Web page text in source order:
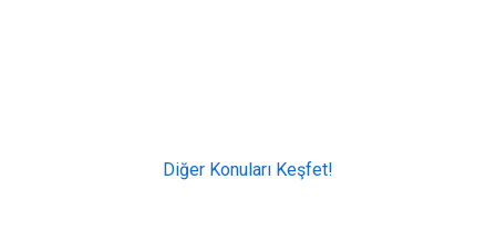
Diğer Konuları Keşfet!